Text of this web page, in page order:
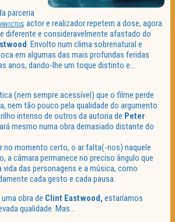
parceria
INVICTUS, actor e realizador repetem a dose, agora
diferente e consideravelmente afastado do
. Envolto num clima sobrenatural e
em algumas das mais profundas feridas
anos, dando-lhe um toque distinto e…
(nem sempre acessível) que o filme perde
nem tão pouco pela qualidade do argumento
intenso de outros da autoria de Peter
mesmo numa obra demasiado distante do
no momento certo, o ar falta(-nos) naquele
a câmara permanece no preciso ângulo que
das personagens e a música, como
cada gesto e cada pausa.
obra de Clint Eastwood, estaríamos
qualidade. Mas…